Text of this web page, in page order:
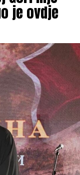
je ovdje